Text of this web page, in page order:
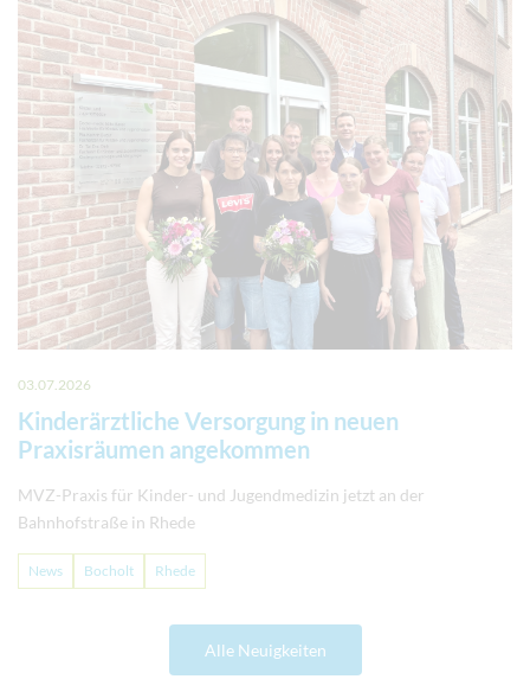
03.07.2026
Kinderärztliche Versorgung in neuen
Praxisräumen angekommen
MVZ-Praxis für Kinder- und Jugendmedizin jetzt an der
Bahnhofstraße in Rhede
News Bocholt Rhede
Alle Neuigkeiten